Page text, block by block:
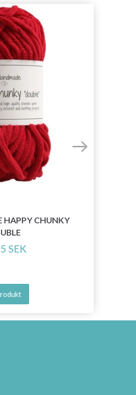
HAPPY CHUNKY
SEK